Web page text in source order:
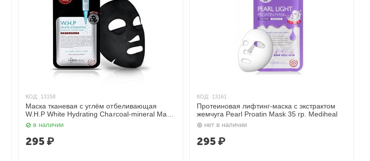
КОД: 13158
Маска тканевая с углём отбеливающая
W.H.P White Hydrating Charcoal-mineral Mask
35 гр. Mediheal
в наличии
295 ₽
КОД: 13161
Протеиновая лифтинг-маска с экстрактом
жемчуга Pearl Proatin Mask 35 гр. Mediheal
нет в наличии
295 ₽